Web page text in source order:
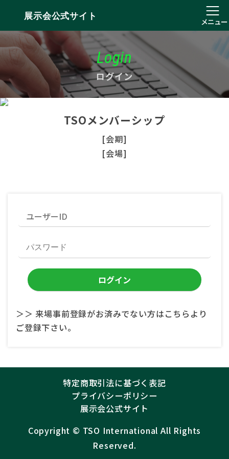
展示会公式サイト
メニュー
Login
ログイン
TSOメンバーシップ
[会期]
[会場]
＞＞ 来場事前登録がお済みでない方はこちらより
ご登録下さい。
特定商取引法に基づく表記
プライバシーポリシー
展示会公式サイト
Copyright ©︎ TSO International All Rights
Reserved.